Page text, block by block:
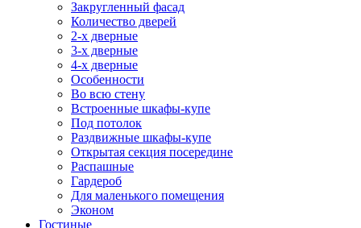
Закругленный фасад
Количество дверей
2-х дверные
3-х дверные
4-х дверные
Особенности
Во всю стену
Встроенные шкафы-купе
Под потолок
Раздвижные шкафы-купе
Открытая секция посередине
Распашные
Гардероб
Для маленького помещения
Эконом
Гостиные